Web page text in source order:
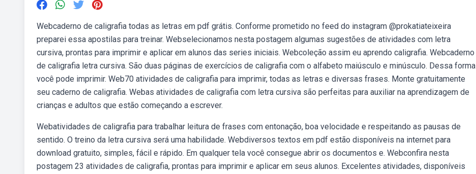
Webcaderno de caligrafia todas as letras em pdf grátis. Conforme prometido no feed do instagram @prokatiateixeira
preparei essa apostilas para treinar. Webselecionamos nesta postagem algumas sugestões de atividades com letra
cursiva, prontas para imprimir e aplicar em alunos das series iniciais. Webcoleção assim eu aprendo caligrafia. Webcaderno
de caligrafia letra cursiva. São duas páginas de exercícios de caligrafia com o alfabeto maiúsculo e minúsculo. Dessa forma
você pode imprimir. Web70 atividades de caligrafia para imprimir, todas as letras e diversas frases. Monte gratuitamente
seu caderno de caligrafia. Webas atividades de caligrafia com letra cursiva são perfeitas para auxiliar na aprendizagem de
crianças e adultos que estão começando a escrever.
Webatividades de caligrafia para trabalhar leitura de frases com entonação, boa velocidade e respeitando as pausas de
sentido. O treino da letra cursiva será uma habilidade. Webdiversos textos em pdf estão disponíveis na internet para
download gratuito, simples, fácil e rápido. Em qualquer tela você consegue abrir os documentos e. Webconfira nesta
postagem 23 atividades de caligrafia, prontas para imprimir e aplicar em seus alunos. Excelentes atividades, disponíveis